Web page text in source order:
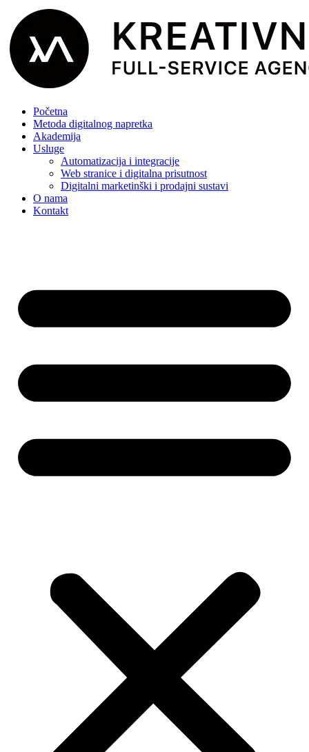
Početna
Metoda digitalnog napretka
Akademija
Usluge
Automatizacija i integracije
Web stranice i digitalna prisutnost
Digitalni marketinški i prodajni sustavi
O nama
Kontakt